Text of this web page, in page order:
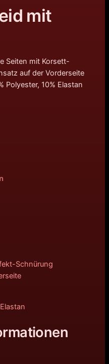
mit
Seiten mit Korsett-
auf der Vorderseite
Polyester, 10% Elastan
Schnürung